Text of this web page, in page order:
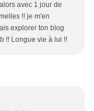
avec 1 jour de
!! je m'en
explorer ton blog
!! Longue vie à lui !!